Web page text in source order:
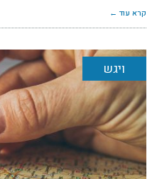
קרא עוד ←
ויגש